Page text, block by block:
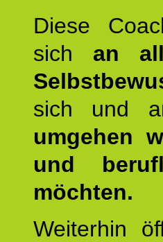
Diese
sich an
sich und
umgehen
und
möchten.
Weiterhin